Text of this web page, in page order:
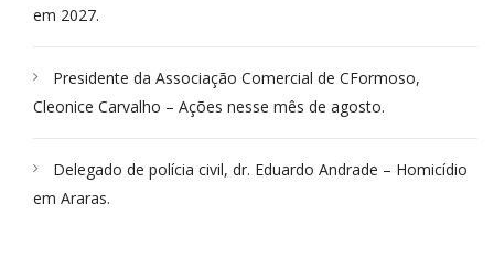
em 2027.
Presidente da Associação Comercial de CFormoso,
Cleonice Carvalho – Ações nesse mês de agosto.
Delegado de polícia civil, dr. Eduardo Andrade – Homicídio
em Araras.